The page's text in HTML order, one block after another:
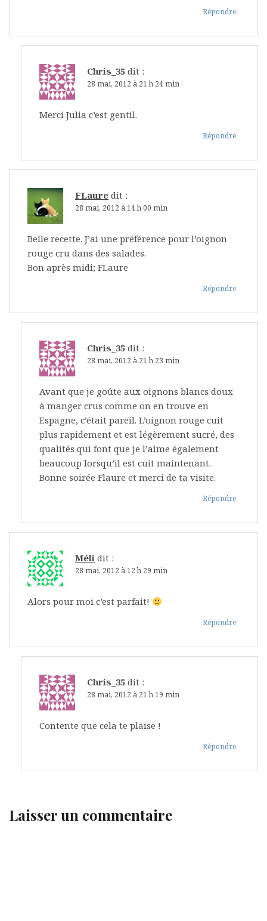
Répondre
Chris_35 dit :
28 mai, 2012 à 21 h 24 min
Merci Julia c’est gentil.
Répondre
FLaure dit :
28 mai, 2012 à 14 h 00 min
Belle recette. J’ai une préférence pour l’oignon
rouge cru dans des salades.
Bon après midi; FLaure
Répondre
Chris_35 dit :
28 mai, 2012 à 21 h 23 min
Avant que je goûte aux oignons blancs doux
à manger crus comme on en trouve en
Espagne, c’était pareil. L’oignon rouge cuit
plus rapidement et est légèrement sucré, des
qualités qui font que je l’aime également
beaucoup lorsqu’il est cuit maintenant.
Bonne soirée Flaure et merci de ta visite.
Répondre
Méli dit :
28 mai, 2012 à 12 h 29 min
Alors pour moi c’est parfait!
Répondre
Chris_35 dit :
28 mai, 2012 à 21 h 19 min
Contente que cela te plaise !
Répondre
Laisser un commentaire